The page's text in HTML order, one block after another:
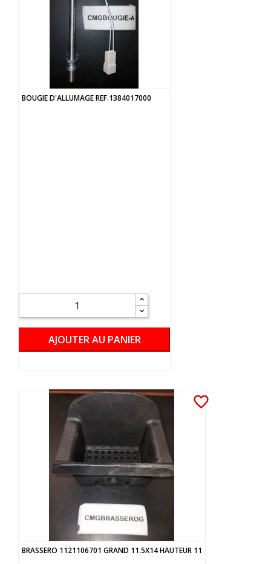
BOUGIE D'ALLUMAGE REF.1384017000
AJOUTER AU PANIER
favorite_border
BRASSERO 1121106701 GRAND 11.5X14 HAUTEUR 11